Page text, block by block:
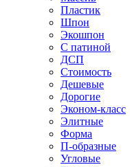
Пластик
Шпон
Экошпон
С патиной
ДСП
Стоимость
Дешевые
Дорогие
Эконом-класс
Элитные
Форма
П-образные
Угловые